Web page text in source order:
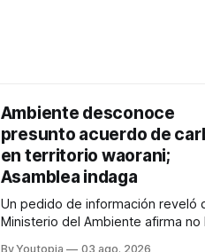
Ambiente desconoce
presunto acuerdo de
en territorio waorani;
Asamblea indaga
Un pedido de información reveló
Ministerio del Ambiente afirma no
By Youtopia 03 ago. 2026